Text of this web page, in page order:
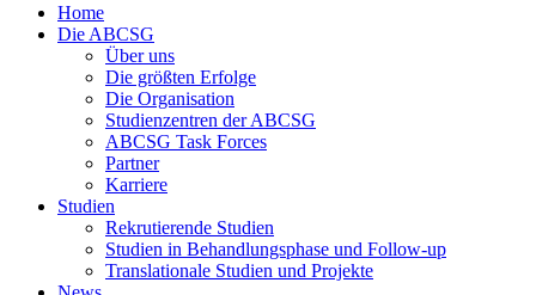
Home
Die ABCSG
Über uns
Die größten Erfolge
Die Organisation
Studienzentren der ABCSG
ABCSG Task Forces
Partner
Karriere
Studien
Rekrutierende Studien
Studien in Behandlungsphase und Follow-up
Translationale Studien und Projekte